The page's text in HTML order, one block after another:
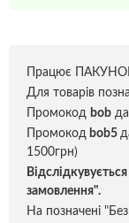
Працює
Для товарів
Промокод bob
Промокод bob5
1500грн)
замовлення".
На позначені